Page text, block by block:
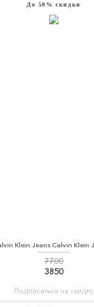
До 50% скидки
7700
3850
Подписаться на скидку